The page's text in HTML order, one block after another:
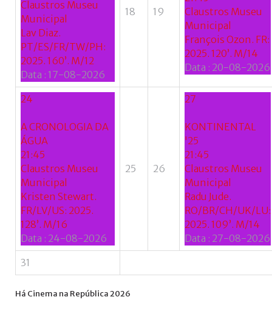
Claustros Museu
Municipal
Lav Diaz.
PT/ES/FR/TW/PH:
2025. 160’. M/12
Data : 17-08-2026
18 19
Claustros Museu
Municipal
François Ozon. FR:
2025. 120’. M/14
Data : 20-08-2026
24
A CRONOLOGIA DA
ÁGUA
21:45
Claustros Museu
Municipal
Kristen Stewart.
FR/LV/US: 2025.
128’. M/16
Data : 24-08-2026
25 26
27
KONTINENTAL
'25
21:45
Claustros Museu
Municipal
Radu Jude.
RO/BR/CH/UK/LU:
2025. 109’. M/14
Data : 27-08-2026
31
Há Cinema na República2026